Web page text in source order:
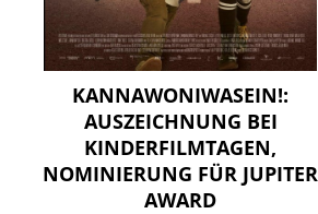
KANNAWONIWASEIN!:
AUSZEICHNUNG BEI
KINDERFILMTAGEN,
NOMINIERUNG FÜR JUPITER
AWARD